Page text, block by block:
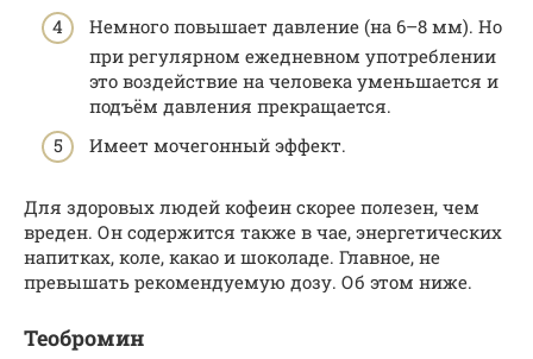
Немного повышает давление (на 6–8 мм). Но
при регулярном ежедневном употреблении
это воздействие на человека уменьшается и
подъём давления прекращается.
Имеет мочегонный эффект.
Для здоровых людей кофеин скорее полезен, чем
вреден. Он содержится также в чае, энергетических
напитках, коле, какао и шоколаде. Главное, не
превышать рекомендуемую дозу. Об этом ниже.
Теобромин